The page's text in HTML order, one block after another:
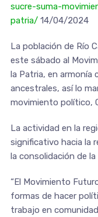
sucre-suma-
patria/14/04/2024
La población de Río
este sábado al
la Patria, en armonía
ancestrales, así lo
movimiento político,
La actividad en la
significativo hacia la
la consolidación de la
“El Movimiento
formas de hacer
trabajo en